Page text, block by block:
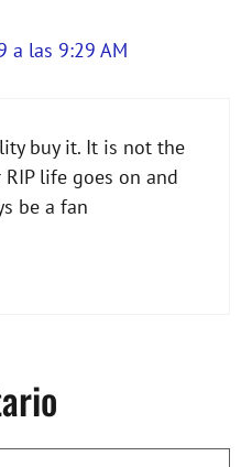
a las 9:29 AM
buy it. It is not the
life goes on and
be a fan